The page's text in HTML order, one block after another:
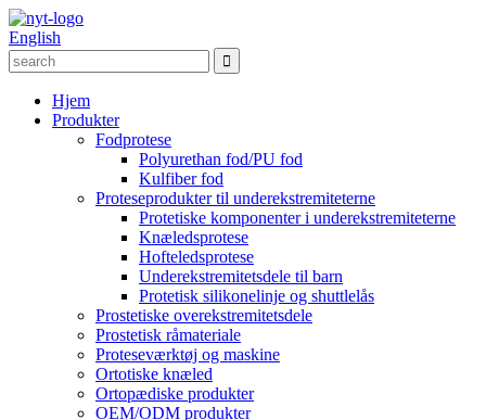
English
Hjem
Produkter
Fodprotese
Polyurethan fod/PU fod
Kulfiber fod
Proteseprodukter til underekstremiteterne
Protetiske komponenter i underekstremiteterne
Knæledsprotese
Hofteledsprotese
Underekstremitetsdele til barn
Protetisk silikonelinje og shuttlelås
Prostetiske overekstremitetsdele
Prostetisk råmateriale
Proteseværktøj og maskine
Ortotiske knæled
Ortopædiske produkter
OEM/ODM produkter